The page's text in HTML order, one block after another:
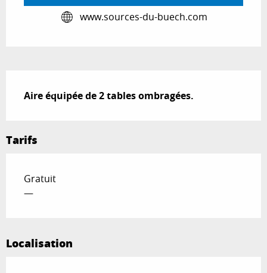
www.sources-du-buech.com
Aire équipée de 2 tables ombragées.
Tarifs
Gratuit
—
Localisation